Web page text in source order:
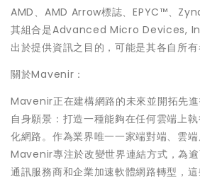
AMD、AMD Arrow標誌、EPYC™、
其組合是Advanced Micro Devices,
出於提供資訊之目的，可能是其各自所有
關於Mavenir：
Mavenir正在建構網路的未來並開拓先
自身願景：打造一種能夠在任何雲端上
化網路。作為業界唯一一家端對端、雲端
Mavenir專注於改變世界連結方式，為
通訊服務商和企業加速軟體網路轉型，